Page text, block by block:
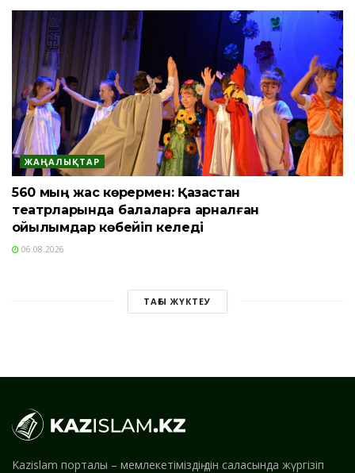
ЖАҢАЛЫҚТАР
560 мың жас көрермен: Қазақстан
театрларында балаларға арналған
қойылымдар көбейіп келеді
06.08.2026
ТАҒЫ ЖҮКТЕУ
Kazislam порталы – мемлекетіміздің дін саласында жүргізіп